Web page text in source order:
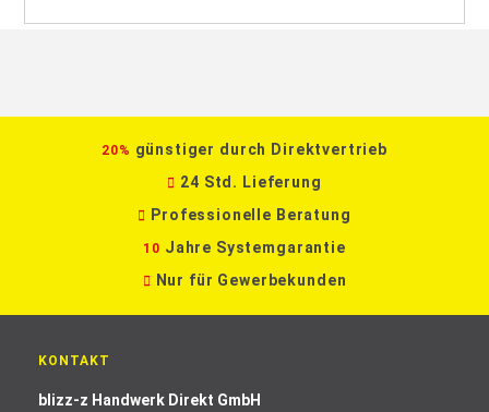
20% günstiger durch Direktvertrieb
24 Std. Lieferung
Professionelle Beratung
10 Jahre Systemgarantie
Nur für Gewerbekunden
KONTAKT
blizz-z Handwerk Direkt GmbH